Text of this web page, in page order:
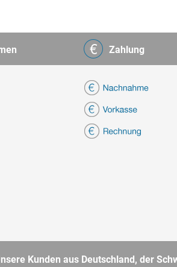
Zahlung
Kunden aus Deutschland, der